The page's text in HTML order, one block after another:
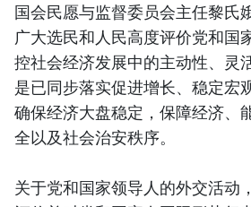
国会民愿与监督委员会主任黎氏
广大选民和人民高度评价党和国
控社会经济发展中的主动性、灵
是已同步落实促进增长、稳定宏
确保经济大盘稳定，保障经济、
全以及社会治安秩序。
关于党和国家领导人的外交活动